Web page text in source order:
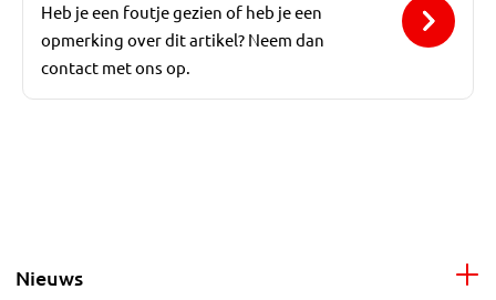
Heb je een foutje gezien of heb je een
opmerking over dit artikel? Neem dan
contact met ons op.
Nieuws